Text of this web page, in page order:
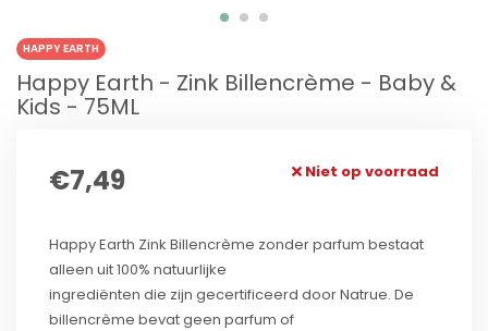
HAPPY EARTH
Happy Earth - Zink Billencrème - Baby &
Kids - 75ML
€7,49 Niet op voorraad
Happy Earth Zink Billencrème zonder parfum bestaat
alleen uit 100% natuurlijke
ingrediënten die zijn gecertificeerd door Natrue. De
billencrème bevat geen parfum of